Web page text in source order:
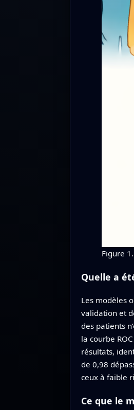
Figure 1.
Quelle a
Les modèles
validation et
des patients
la courbe
résultats,
de 0,98
ceux à faible
Ce que le